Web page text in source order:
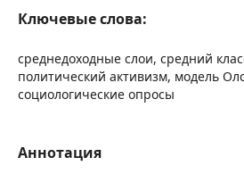
Ключевые слова:
среднедоходные слои, средний
политический активизм, модель
социологические опросы
Аннотация